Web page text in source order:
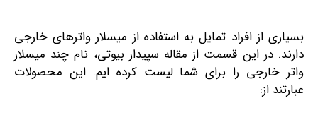
بسیاری از افراد تمایل به استفاده از میسلار واترهای خارجی
دارند. در این قسمت از مقاله سپیدار بیوتی، نام چند میسلار
واتر خارجی را برای شما لیست کرده ایم. این محصولات
عبارتند از: